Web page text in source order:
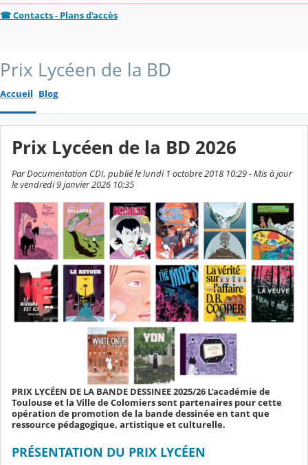
☎ Contacts - Plans d'accès
Prix Lycéen de la BD
Accueil Blog
Prix Lycéen de la BD 2026
Par Documentation CDI, publié le lundi 1 octobre 2018 10:29 - Mis à jour
le vendredi 9 janvier 2026 10:35
PRIX LYCÉEN DE LA BANDE DESSINEE 2025/26 L’académie de
Toulouse et la Ville de Colomiers sont partenaires pour cette
opération de promotion de la bande dessinée en tant que
ressource pédagogique, artistique et culturelle.
PRÉSENTATION DU PRIX LYCÉEN